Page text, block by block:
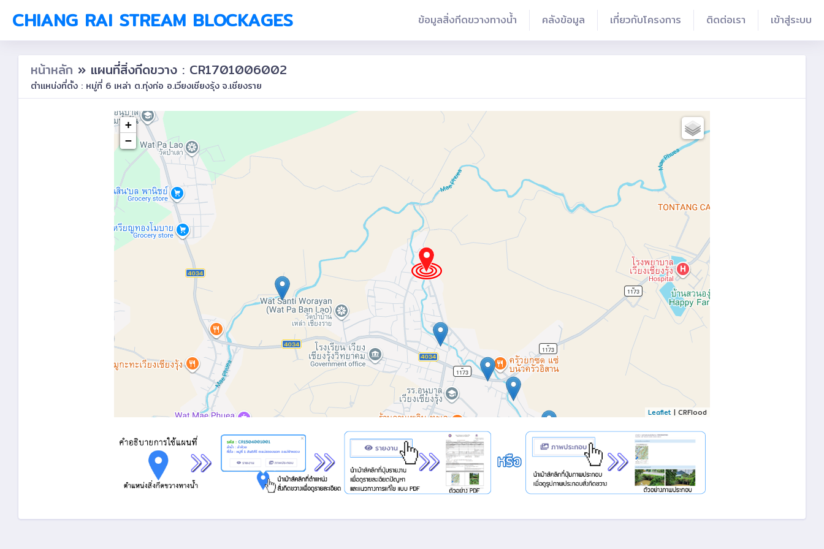
CHIANG RAI STREAM BLOCKAGES ข้อมูลสิ่งกีดขวางทางน้ำ คลังข้อมูล เกี่ยวกับโครงการ ติดต่อเรา เข้าสู่ระบบ
หน้าหลัก » แผนที่สิ่งกีดขวาง : CR1701006002
ตำแหน่งที่ตั้ง : หมู่ที่ 6 เหล่า ต.ทุ่งก่อ อ.เวียงเชียงรุ้ง จ.เชียงราย
+
−
Leaflet| CRFlood